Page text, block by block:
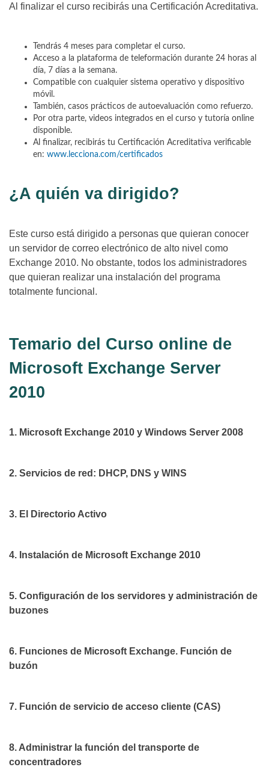
Al finalizar el curso recibirás una Certificación Acreditativa.
Tendrás 4 meses para completar el curso.
Acceso a la plataforma de teleformación durante 24 horas al
día, 7 días a la semana.
Compatible con cualquier sistema operativo y dispositivo
móvil.
También, casos prácticos de autoevaluación como refuerzo.
Por otra parte, videos integrados en el curso y tutoría online
disponible.
Al finalizar, recibirás tu Certificación Acreditativa verificable
en: www.lecciona.com/certificados
¿A quién va dirigido?
Este curso está dirigido a personas que quieran conocer
un servidor de correo electrónico de alto nivel como
Exchange 2010. No obstante, todos los administradores
que quieran realizar una instalación del programa
totalmente funcional.
Temario del Curso online de
Microsoft Exchange Server
2010
1. Microsoft Exchange 2010 y Windows Server 2008
2. Servicios de red: DHCP, DNS y WINS
3. El Directorio Activo
4. Instalación de Microsoft Exchange 2010
5. Configuración de los servidores y administración de
buzones
6. Funciones de Microsoft Exchange. Función de
buzón
7. Función de servicio de acceso cliente (CAS)
8. Administrar la función del transporte de
concentradores